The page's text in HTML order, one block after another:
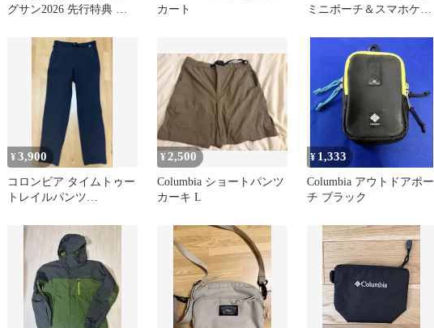
グサン2026 先行特典 コ
RSR②
カート
ミニポーチ＆スマホケー
¥3,900
コロンビア タイムトゥー
トレイルパンツ
¥ 2,500
Columbia ショートパンツ
カーキ L
¥ 1,333
Columbia アウトドアポー
チ ブラック